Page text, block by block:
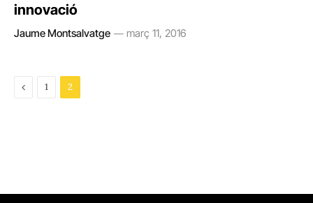
innovació
Jaume Montsalvatge març 11, 2016
Previous
1 2